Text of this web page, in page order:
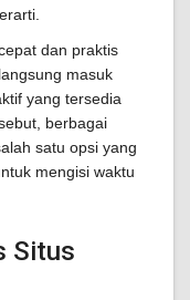
dan praktis
masuk
yang tersedia
berbagai
satu opsi yang
mengisi waktu
Situs